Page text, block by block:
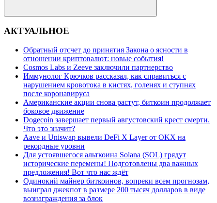
Поиск
АКТУАЛЬНОЕ
Обратный отсчет до принятия Закона о ясности в
отношении криптовалют: новые события!
Cosmos Labs и Zeeve заключили партнерство
Иммунолог Крючков рассказал, как справиться с
нарушением кровотока в кистях, голенях и ступнях
после коронавируса
Американские акции снова растут, биткоин продолжает
боковое движение
Dogecoin завершает первый августовский крест смерти.
Что это значит?
Aave и Uniswap вывели DeFi X Layer от OKX на
рекордные уровни
Для устоявшегося альткоина Solana (SOL) грядут
исторические перемены! Подготовлены два важных
предложения! Вот что нас ждёт
Одинокий майнер биткоинов, вопреки всем прогнозам,
выиграл джекпот в размере 200 тысяч долларов в виде
вознаграждения за блок